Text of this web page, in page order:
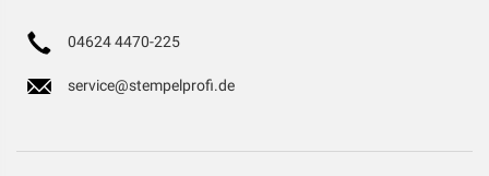
04624 4470-225
service@stempelprofi.de